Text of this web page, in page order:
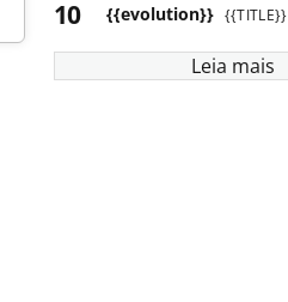
{{evolution}} {{TITLE}}
Leia mais